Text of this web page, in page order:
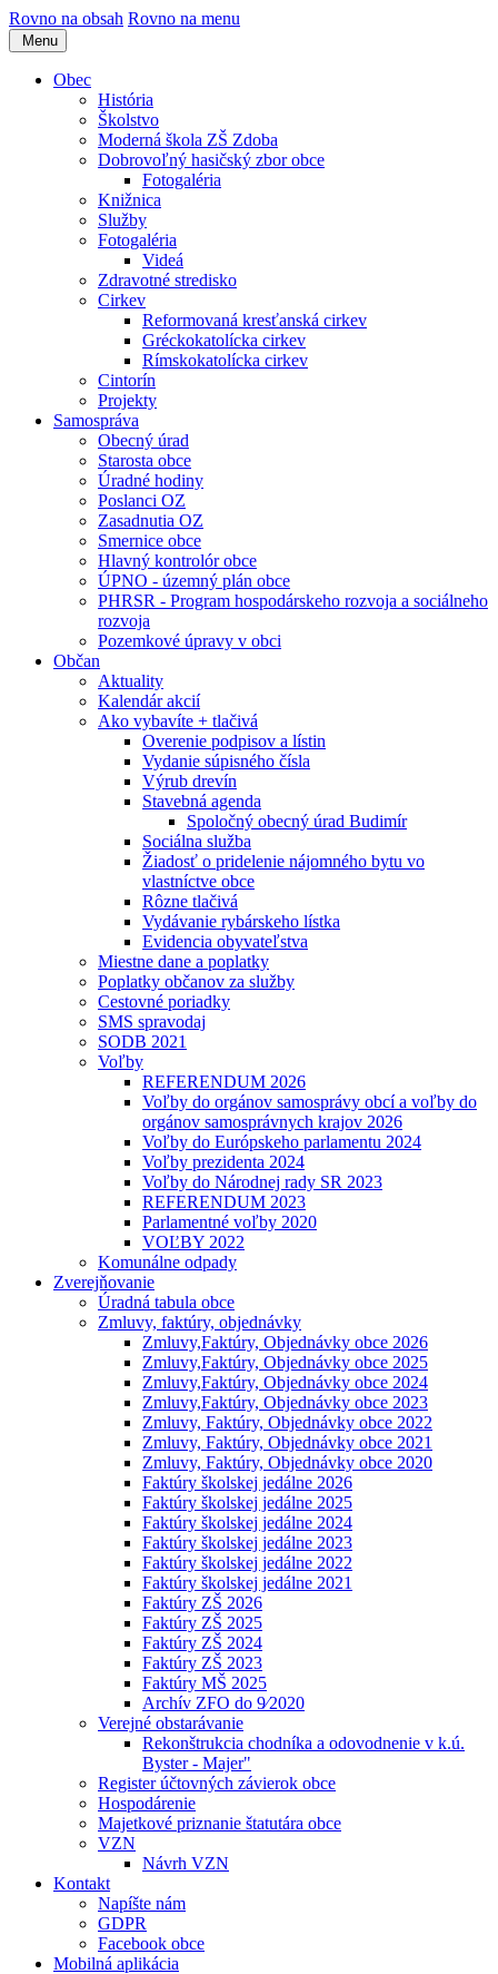
Rovno na obsah Rovno na menu
Menu
Obec
História
Školstvo
Moderná škola ZŠ Zdoba
Dobrovoľný hasičský zbor obce
Fotogaléria
Knižnica
Služby
Fotogaléria
Videá
Zdravotné stredisko
Cirkev
Reformovaná kresťanská cirkev
Gréckokatolícka cirkev
Rímskokatolícka cirkev
Cintorín
Projekty
Samospráva
Obecný úrad
Starosta obce
Úradné hodiny
Poslanci OZ
Zasadnutia OZ
Smernice obce
Hlavný kontrolór obce
ÚPNO - územný plán obce
PHRSR - Program hospodárskeho rozvoja a sociálneho
rozvoja
Pozemkové úpravy v obci
Občan
Aktuality
Kalendár akcií
Ako vybavíte + tlačivá
Overenie podpisov a lístin
Vydanie súpisného čísla
Výrub drevín
Stavebná agenda
Spoločný obecný úrad Budimír
Sociálna služba
Žiadosť o pridelenie nájomného bytu vo
vlastníctve obce
Rôzne tlačivá
Vydávanie rybárskeho lístka
Evidencia obyvateľstva
Miestne dane a poplatky
Poplatky občanov za služby
Cestovné poriadky
SMS spravodaj
SODB 2021
Voľby
REFERENDUM 2026
Voľby do orgánov samosprávy obcí a voľby do
orgánov samosprávnych krajov 2026
Voľby do Európskeho parlamentu 2024
Voľby prezidenta 2024
Voľby do Národnej rady SR 2023
REFERENDUM 2023
Parlamentné voľby 2020
VOĽBY 2022
Komunálne odpady
Zverejňovanie
Úradná tabula obce
Zmluvy, faktúry, objednávky
Zmluvy,Faktúry, Objednávky obce 2026
Zmluvy,Faktúry, Objednávky obce 2025
Zmluvy,Faktúry, Objednávky obce 2024
Zmluvy,Faktúry, Objednávky obce 2023
Zmluvy, Faktúry, Objednávky obce 2022
Zmluvy, Faktúry, Objednávky obce 2021
Zmluvy, Faktúry, Objednávky obce 2020
Faktúry školskej jedálne 2026
Faktúry školskej jedálne 2025
Faktúry školskej jedálne 2024
Faktúry školskej jedálne 2023
Faktúry školskej jedálne 2022
Faktúry školskej jedálne 2021
Faktúry ZŠ 2026
Faktúry ZŠ 2025
Faktúry ZŠ 2024
Faktúry ZŠ 2023
Faktúry MŠ 2025
Archív ZFO do 9⁄2020
Verejné obstarávanie
Rekonštrukcia chodníka a odovodnenie v k.ú.
Byster - Majer"
Register účtovných závierok obce
Hospodárenie
Majetkové priznanie štatutára obce
VZN
Návrh VZN
Kontakt
Napíšte nám
GDPR
Facebook obce
Mobilná aplikácia